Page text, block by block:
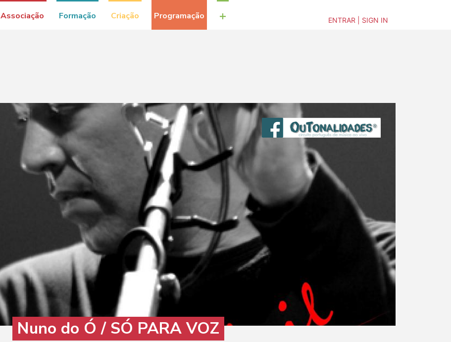
Associação Formação Criação Programação + ENTRAR | SIGN IN
Nuno do Ó / SÓ PARA VOZ